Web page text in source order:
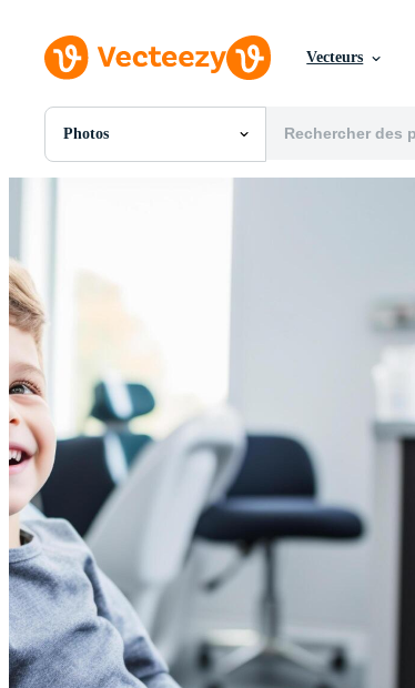
Vecteurs
Photos
Toutes Images
Événements Éditoriaux